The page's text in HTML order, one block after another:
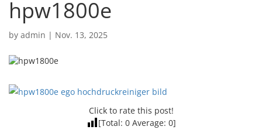
hpw1800e
by admin | Nov. 13, 2025
Click to rate this post!
[Total: 0Average: 0]